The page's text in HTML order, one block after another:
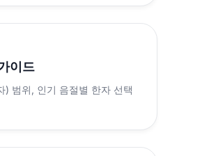
이드
) 범위, 인기 음절별 한자 선택